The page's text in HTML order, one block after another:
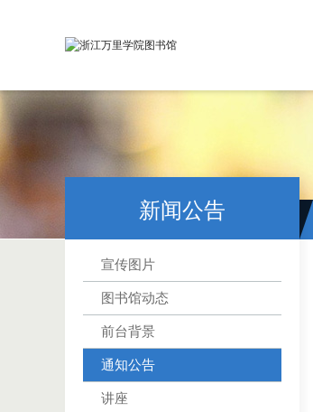
新闻公告
宣传图片
图书馆动态
前台背景
通知公告
讲座